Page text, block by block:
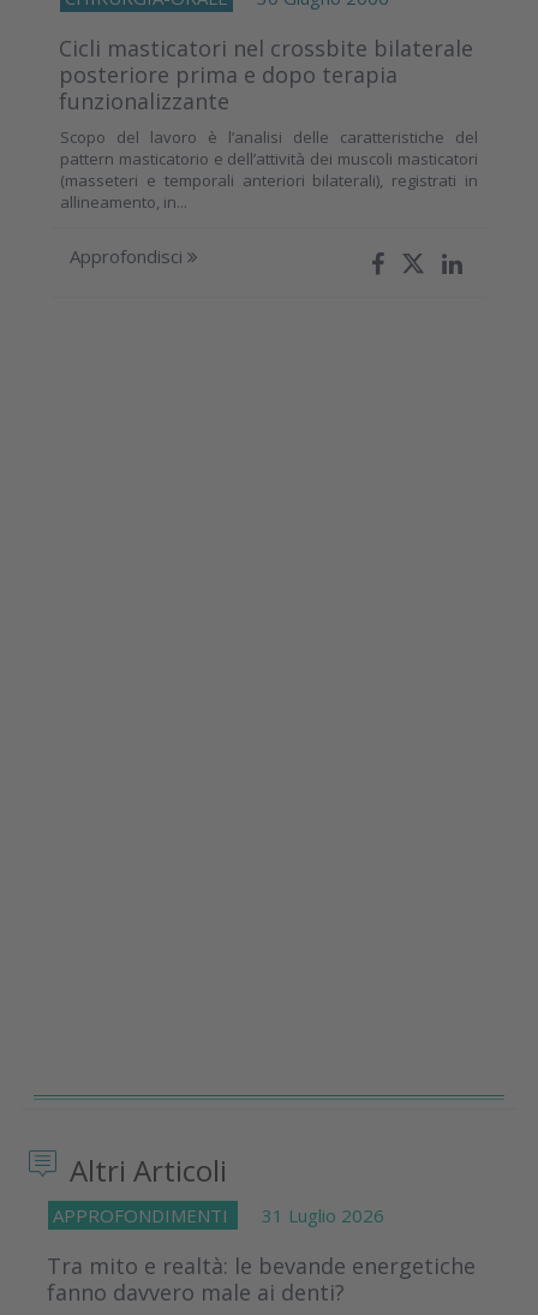
Cicli masticatori nel crossbite bilaterale
posteriore prima e dopo terapia
funzionalizzante
Scopo del lavoro è l’analisi delle caratteristiche del
pattern masticatorio e dell’attività dei muscoli masticatori
(masseteri e temporali anteriori bilaterali), registrati in
allineamento, in...
Approfondisci
Altri Articoli
APPROFONDIMENTI 31 Luglio 2026
Tra mito e realtà: le bevande energetiche
fanno davvero male ai denti?